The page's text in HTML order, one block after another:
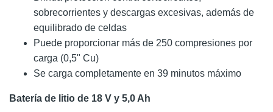
sobrecorrientes y descargas excesivas, además de
equilibrado de celdas
Puede proporcionar más de 250 compresiones por
carga (0,5" Cu)
Se carga completamente en 39 minutos máximo
Batería de litio de 18 V y 5,0 Ah